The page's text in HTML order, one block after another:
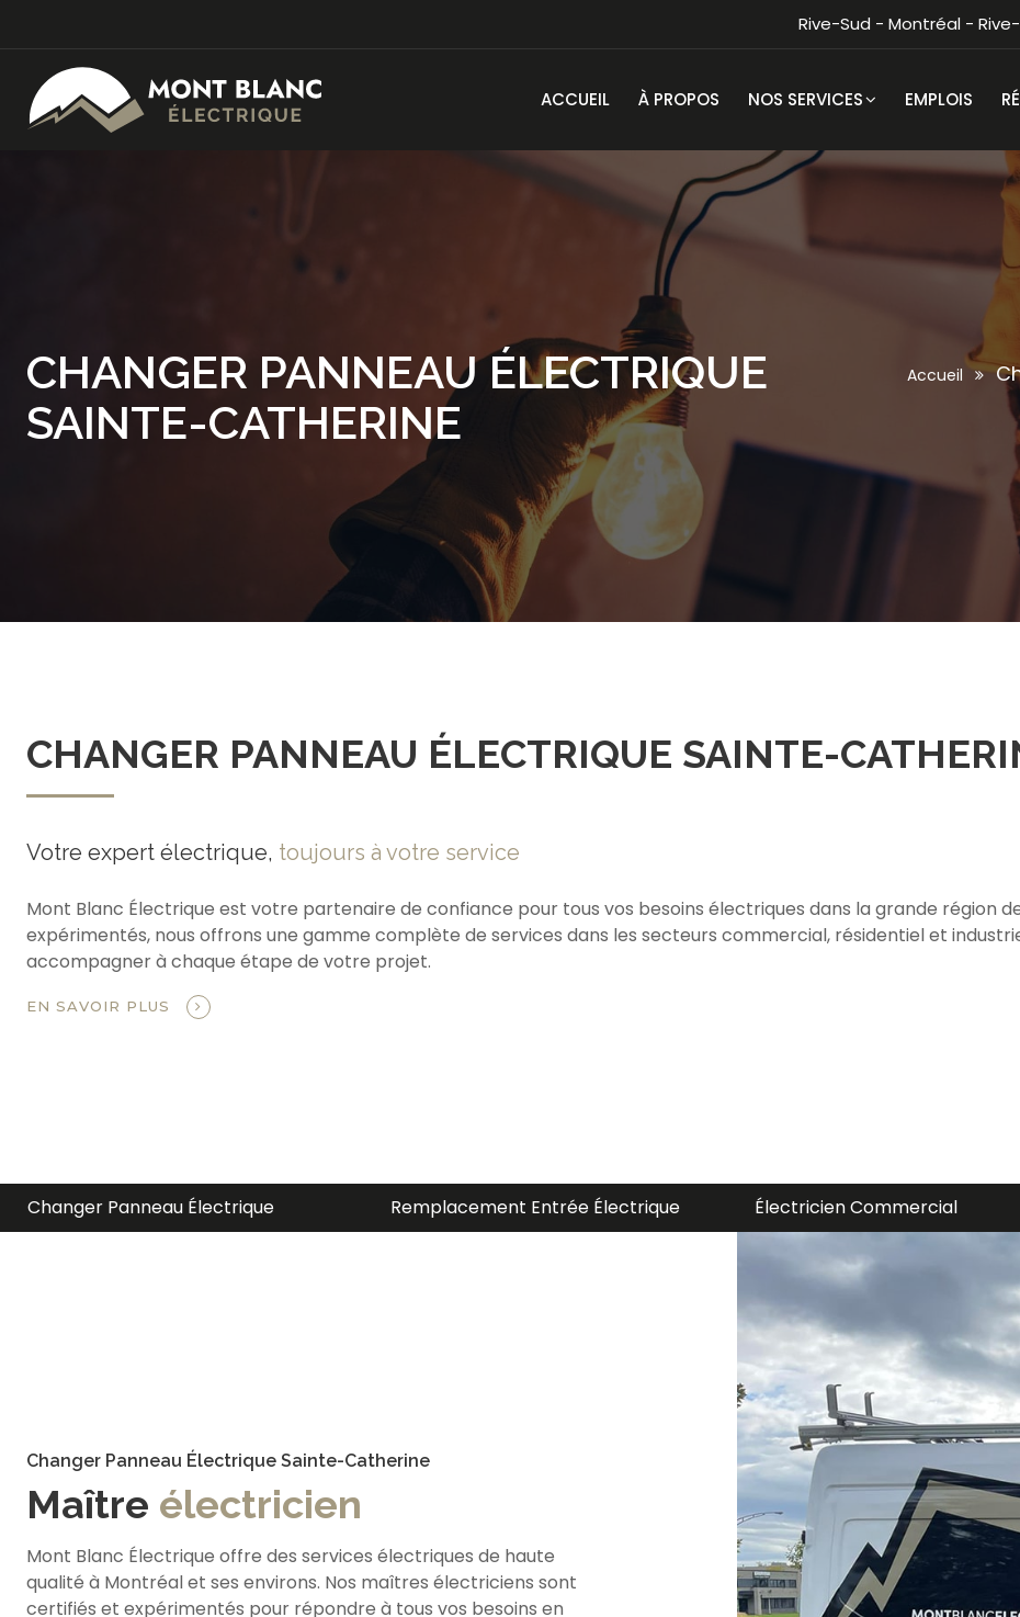
Rive-Sud - Montréal -
ACCUEIL À PROPOS NOS SERVICES EMPLOIS
CHANGER PANNEAU ÉLECTRIQUE
SAINTE-CATHERINE
Accueil
CHANGER PANNEAU ÉLECTRIQUE SAINTE-
Votre expert électrique, toujours à votre service
Mont Blanc Électrique est votre partenaire de confiance pour tous vos besoins électriques dans la grande région
expérimentés, nous offrons une gamme complète de services dans les secteurs commercial, résidentiel et
accompagner à chaque étape de votre projet.
EN SAVOIR PLUS
Remplacement Entrée Électrique Électricien Commercial Électricien Residentiel
Changer Panneau Électrique Sainte-Catherine
Maître électricien
Mont Blanc Électrique offre des services électriques de haute
qualité à Montréal et ses environs. Nos maîtres électriciens sont
certifiés et expérimentés pour répondre à tous vos besoins en